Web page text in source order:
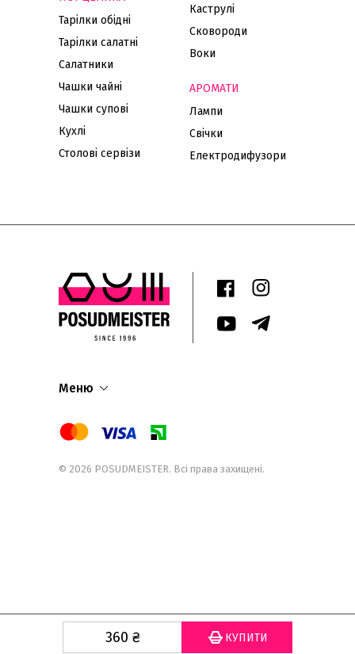
360 ₴
Тарілки обідні
Тарілки салатні
Салатники
Чашки чайні
Чашки супові
Кухлі
Столові сервізи
Каструлі
Сковороди
Воки
АРОМАТИ
Лампи
Свічки
Електродифузори
Меню
© 2026 POSUDMEISTER. Всі права захищені.